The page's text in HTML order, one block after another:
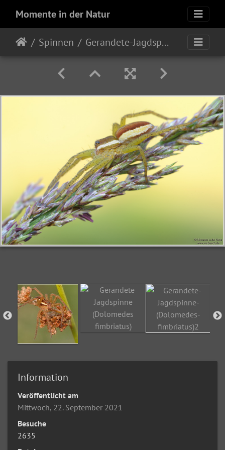
Momente in der Natur
Spinnen Gerandete-Jagdspinne-(Dolomedes-fimbriatus)2
Information
Veröffentlicht am
Mittwoch, 22. September 2021
Besuche
2635